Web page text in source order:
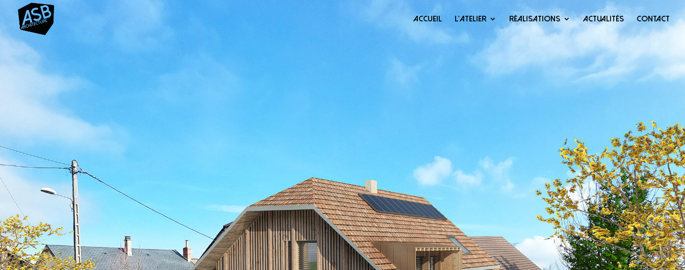
ACCUEIL L’ATELIER RÉALISATIONS ACTUALITÉS CONTACT